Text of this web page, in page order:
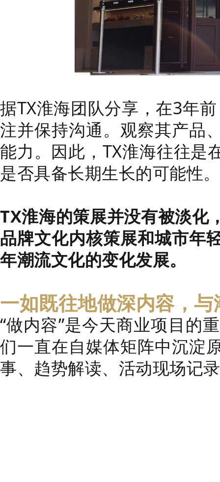
据TX淮海团队分享，在3年
注并保持沟通。观察其产品
能力。因此，TX淮海往往是
是否具备长期生长的可能性。
TX淮海的策展并没有被淡化
品牌文化内核策展和城市年
年潮流文化的变化发展。
一如既往地做深内容，
“做内容”是今天商业项目的
们一直在自媒体矩阵中沉淀
事、趋势解读、活动现场记